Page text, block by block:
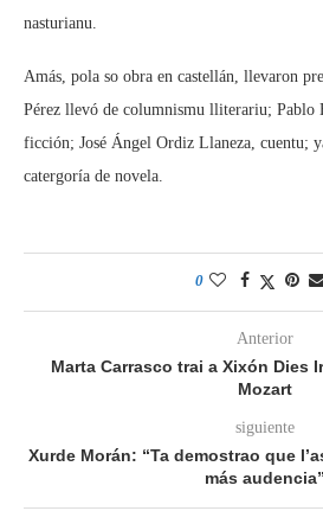
nasturianu.
Amás, pola so obra en castellán, llevaron
Pérez llevó de columnismu lliterariu; Pablo
ficción; José Ángel Ordiz Llaneza, cuentu;
catergoría de novela.
0
Anterior
Marta Carrasco trai a Xixón Dies
Mozart
siguiente
Xurde Morán: “Ta demostrao que
más audencia”